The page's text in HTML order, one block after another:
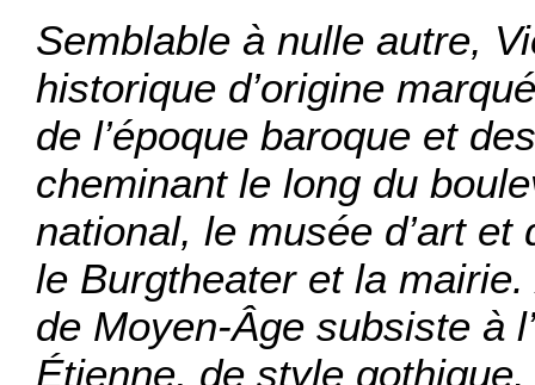
Semblable à nulle autre,
historique d’origine
de l’époque baroque et
cheminant le long du
national, le musée d’art et
le Burgtheater et la
de Moyen-Âge subsiste à
Étienne, de style